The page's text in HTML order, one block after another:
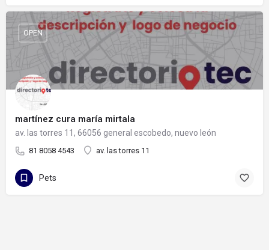
martínez cura maría mirtala
av. las torres 11, 66056 general escobedo, nuevo león
81 8058 4543 av. las torres 11
OPEN
Pets